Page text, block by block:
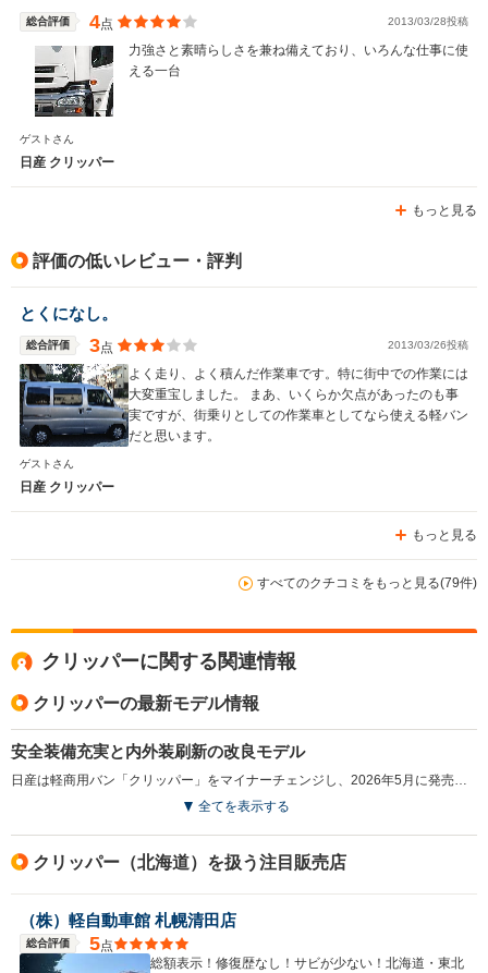
総合評価 4点 2013/03/28投稿
力強さと素晴らしさを兼ね備えており、いろんな仕事に使
える一台
ゲストさん
日産 クリッパー
もっと見る
評価の低いレビュー・評判
とくになし。
総合評価 3点 2013/03/26投稿
よく走り、よく積んだ作業車です。特に街中での作業には
大変重宝しました。 まあ、いくらか欠点があったのも事
実ですが、街乗りとしての作業車としてなら使える軽バン
だと思います。
ゲストさん
日産 クリッパー
もっと見る
すべてのクチコミをもっと見る(79件)
クリッパーに関する関連情報
クリッパーの最新モデル情報
安全装備充実と内外装刷新の改良モデル
日産は軽商用バン「クリッパー」をマイナーチェンジし、2026年5月に発売した。今回の改良では車線逸脱防止支援や標識認識機能などの先進安全装備を全車標準化し、衝突被害軽減ブレーキや踏み間違い防止機能も性能向上が図られた。外観はブラック基調のグリルやドアミラーにより引き締まった印象へ刷新し、内装はデジタルメーター採用などで先進性が高められている。（2026.5）
全てを表示する
クリッパー（北海道）を扱う注目販売店
（株）軽自動車館 札幌清田店
総合評価 5点
総額表示！修復歴なし！サビが少ない！北海道・東北